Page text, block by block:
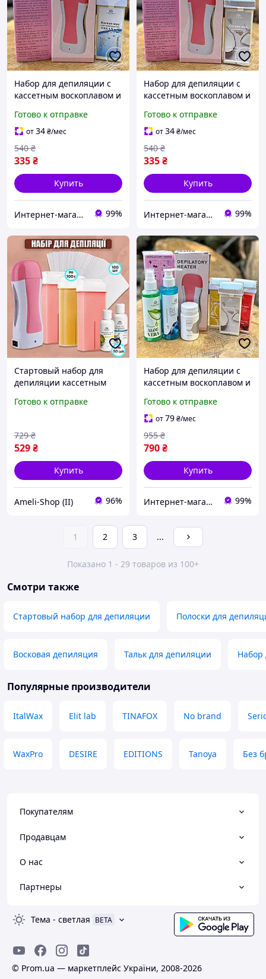
Набор для депиляции с
кассетным воскоплавом и
Classic №6 (на 1 кассету
воска)
Готово к отправке
от34₴/мес
335₴
540 ₴
Купить
Интернет-магазин Star Beauty 99%
Набор для депиляции с
кассетным воскоплавом и
Classic №7 (на 1 кассету
воска)
Готово к отправке
от34₴/мес
335₴
540 ₴
Купить
Интернет-магазин Star Beauty 99%
Стартовый набор для
депиляции кассетным
(кассетный воскоплав,
Готово к отправке
529₴
729 ₴
Купить
Ameli-Shop (II) 96%
Набор для депиляции с
кассетным воскоплавом и
Maxi №2 (На 3 кассеты
воска)
Готово к отправке
от79₴/мес
790₴
955 ₴
Купить
Интернет-магазин Star Beauty 99%
1 2 3 ...
Показано 1 - 29 товаров из 100+
Смотри также
Стартовый набор для депиляции Полоски для
Восковая депиляция Тальк для депиляции Набор
Популярные производители
ItalWax Elit lab TINAFOX No brand
WaxPro DESIRE EDITIONS Tanoya Без
Покупателям
Продавцам
О нас
Партнеры
Тема - светлая BETA
© Prom.ua — маркетплейс України, 2008-2026